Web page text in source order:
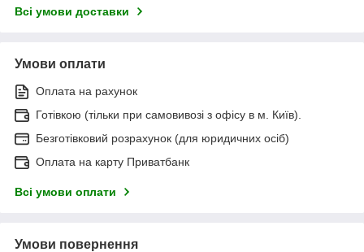
Всі умови доставки
Умови оплати
Оплата на рахунок
Готівкою (тільки при самовивозі з офісу в м. Київ).
Безготівковий розрахунок (для юридичних осіб)
Оплата на карту Приватбанк
Всі умови оплати
Умови повернення